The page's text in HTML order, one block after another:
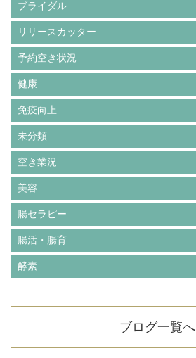
ブライダル
リリースカッター
予約空き状況
健康
免疫向上
未分類
空き業況
美容
腸セラピー
腸活・腸育
酵素
ブログ一覧へ